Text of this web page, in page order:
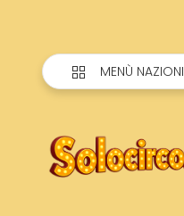
MENÙ NAZIONI